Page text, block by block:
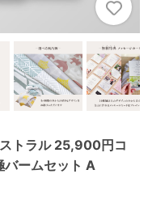
トラル 25,900円コ
バームセット A